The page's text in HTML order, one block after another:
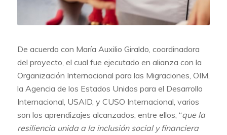
De acuerdo con María Auxilio Giraldo, coordinadora
del proyecto, el cual fue ejecutado en alianza con la
Organización Internacional para las Migraciones, OIM,
la Agencia de los Estados Unidos para el Desarrollo
Internacional, USAID, y CUSO Internacional, varios
son los aprendizajes alcanzados, entre ellos, “que la
resiliencia unida a la inclusión social y financiera